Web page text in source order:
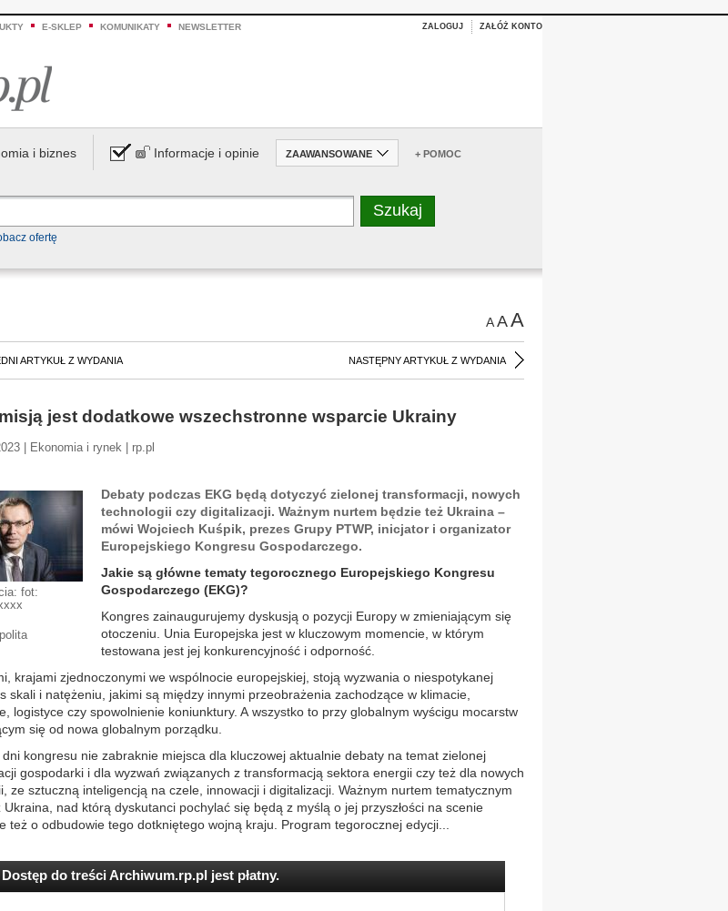
E-SKLEP KOMUNIKATY NEWSLETTER ZALOGUJ ZAŁÓŻ KONTO
i biznes Informacje i opinie ZAAWANSOWANE + POMOC
ofertę
AAA
ARTYKUŁ Z WYDANIA NASTĘPNY ARTYKUŁ Z WYDANIA
jest dodatkowe wszechstronne wsparcie Ukrainy
| Ekonomia i rynek | rp.pl
fot:
Debaty podczas EKG będą dotyczyć zielonej transformacji, nowych
technologii czy digitalizacji. Ważnym nurtem będzie też Ukraina –
mówi Wojciech Kuśpik, prezes Grupy PTWP, inicjator i organizator
Europejskiego Kongresu Gospodarczego.
Jakie są główne tematy tegorocznego Europejskiego Kongresu
Gospodarczego (EKG)?
Kongres zainaugurujemy dyskusją o pozycji Europy w zmieniającym się
otoczeniu. Unia Europejska jest w kluczowym momencie, w którym
testowana jest jej konkurencyjność i odporność.
krajami zjednoczonymi we wspólnocie europejskiej, stoją wyzwania o niespotykanej
skali i natężeniu, jakimi są między innymi przeobrażenia zachodzące w klimacie,
logistyce czy spowolnienie koniunktury. A wszystko to przy globalnym wyścigu mocarstw
się od nowa globalnym porządku.
dni kongresu nie zabraknie miejsca dla kluczowej aktualnie debaty na temat zielonej
gospodarki i dla wyzwań związanych z transformacją sektora energii czy też dla nowych
ze sztuczną inteligencją na czele, innowacji i digitalizacji. Ważnym nurtem tematycznym
Ukraina, nad którą dyskutanci pochylać się będą z myślą o jej przyszłości na scenie
też o odbudowie tego dotkniętego wojną kraju. Program tegorocznej edycji...
Dostęp do treści Archiwum.rp.pl jest płatny.